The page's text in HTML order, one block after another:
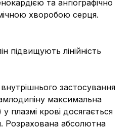
та ангіографічно
хворобою серця.
підвищують лінійність
внутрішнього застосування
максимальна
плазмі крові досягається
Розрахована абсолютна